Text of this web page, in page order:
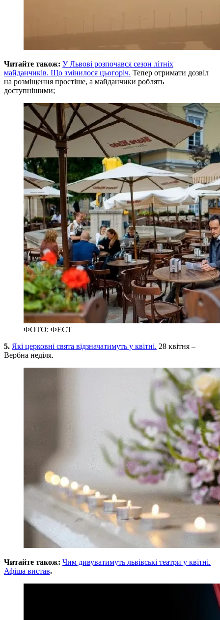
Читайте також: У Львові розпочався сезон літніх
майданчиків. Що змінилося цьогоріч. Тепер отримати дозвіл
на розміщення простіше, а майданчики роблять
доступнішими;
ФОТО: ФЕСТ
5. Які церковні свята відзначатимуть у квітні. 28 квітня –
Вербна неділя.
Читайте також: Чим дивуватимуть львівські театри у квітні.
Афіша вистав.